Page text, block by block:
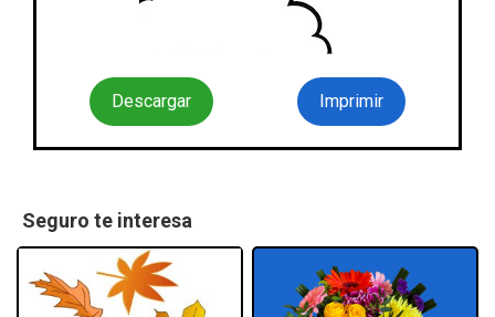
Descargar Imprimir
Seguro te interesa